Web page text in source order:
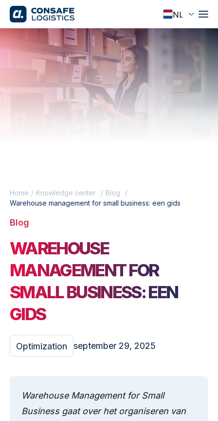
Home Knowledge center
Blog
Warehouse management for small business: een gids
Blog
WAREHOUSE
MANAGEMENT FOR
SMALL BUSINESS: EEN
GIDS
Optimization september 29, 2025
Warehouse Management for Small
Business gaat over het organiseren van